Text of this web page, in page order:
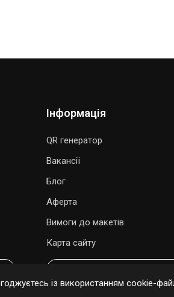
Інформація
QR генератор
Вакансії
Блог
Аферта
Вимоги до макетів
Карта сайту
із використанням cookie-